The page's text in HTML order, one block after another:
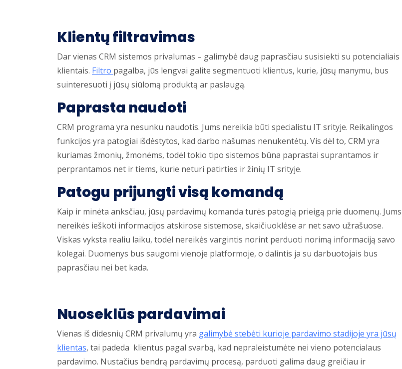
Klientų filtravimas
Dar vienas CRM sistemos privalumas – galimybė daug paprasčiau susisiekti su potencialiais
klientais. Filtro pagalba, jūs lengvai galite segmentuoti klientus, kurie, jūsų manymu, bus
suinteresuoti į jūsų siūlomą produktą ar paslaugą.
Paprasta naudoti
CRM programa yra nesunku naudotis. Jums nereikia būti specialistu IT srityje. Reikalingos
funkcijos yra patogiai išdėstytos, kad darbo našumas nenukentėtų. Vis dėl to, CRM yra
kuriamas žmonių, žmonėms, todėl tokio tipo sistemos būna paprastai suprantamos ir
perprantamos net ir tiems, kurie neturi patirties ir žinių IT srityje.
Patogu prijungtivisą komandą
Kaip ir minėta anksčiau, jūsų pardavimų komanda turės patogią prieigą prie duomenų. Jums
nereikės ieškoti informacijos atskirose sistemose, skaičiuoklėse ar net savo užrašuose.
Viskas vyksta realiu laiku, todėl nereikės vargintis norint perduoti norimą informaciją savo
kolegai. Duomenys bus saugomi vienoje platformoje, o dalintis ja su darbuotojais bus
paprasčiau nei bet kada.
Nuoseklūs pardavimai
Vienas iš didesnių CRM privalumų yra galimybė stebėti kurioje pardavimo stadijoje yra jūsų
klientas, tai padeda klientus pagal svarbą, kad nepraleistumėte nei vieno potencialaus
pardavimo. Nustačius bendrą pardavimų procesą, parduoti galima daug greičiau ir